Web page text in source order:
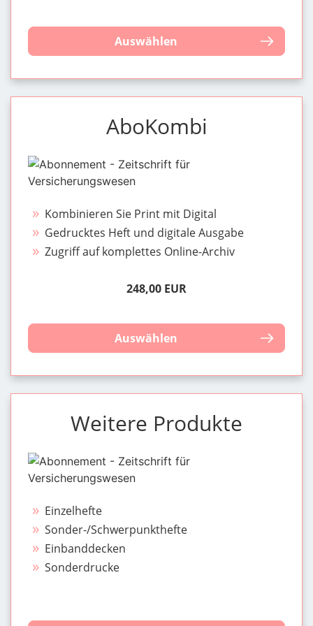
Auswählen
AboKombi
Kombinieren Sie Print mit Digital
Gedrucktes Heft und digitale Ausgabe
Zugriff auf komplettes Online-Archiv
248,00 EUR
Auswählen
Weitere Produkte
Einzelhefte
Sonder-/Schwerpunkthefte
Einbanddecken
Sonderdrucke